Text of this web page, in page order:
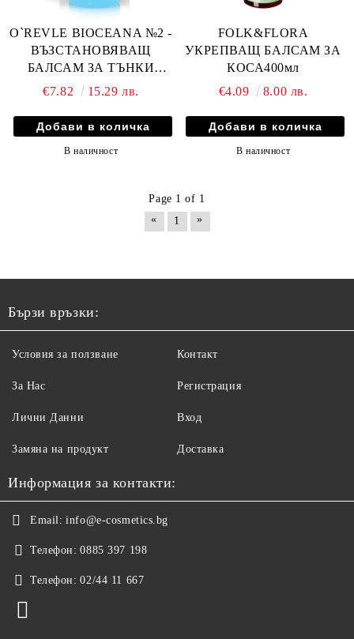
O`REVLE BIOCEANA №2 -
ВЪЗСТАНОВЯВАЩ
БАЛСАМ ЗА ТЪНКИ
КОСИ С МИНЕРАЛИ
€7.82 15.29 лв.
В наличност
FOLK&FLORA
УКРЕПВАЩ БАЛСАМ ЗА
КОСА400мл
€4.09
8.00 лв.
В наличност
Page 1 of 1
«
1 »
Бързи връзки:
Условия за ползване
За Нас
Лични Данни
Замяна на продукт
Контакт
Регистрация
Вход
Доставка
Информация за контакти:
Email: info@e-cosmetics.bg
Телефон: 0885 397 198
Телефон: 02/44 11 667